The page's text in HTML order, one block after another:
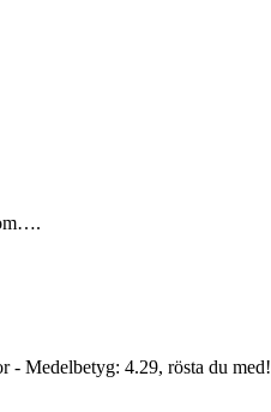
- Medelbetyg: 4.29, rösta du med!